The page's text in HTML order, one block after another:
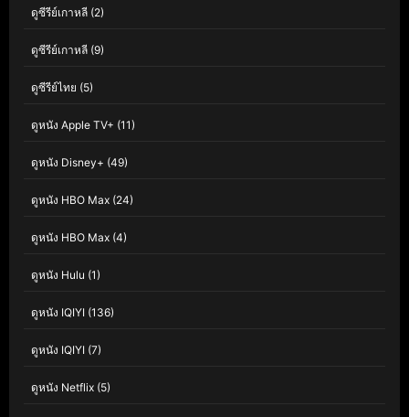
ดูซีรีย์เกาหลี (2)
ดูซีรีย์เกาหลี (9)
ดูซีรีย์ไทย (5)
ดูหนัง Apple TV+ (11)
ดูหนัง Disney+ (49)
ดูหนัง HBO Max (24)
ดูหนัง HBO Max (4)
ดูหนัง Hulu (1)
ดูหนัง IQIYI (136)
ดูหนัง IQIYI (7)
ดูหนัง Netflix (5)